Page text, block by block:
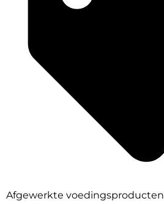
Afgewerkte voedingsproducten